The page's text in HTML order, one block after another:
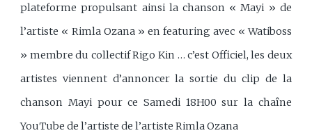
plateforme propulsant ainsi la chanson « Mayi » de
l’artiste « Rimla Ozana » en featuring avec « Watiboss
» membre du collectif Rigo Kin … c’est Officiel, les deux
artistes viennent d’annoncer la sortie du clip de la
chanson Mayi pour ce Samedi 18H00 sur la chaîne
YouTube de l’artiste de l’artiste Rimla Ozana